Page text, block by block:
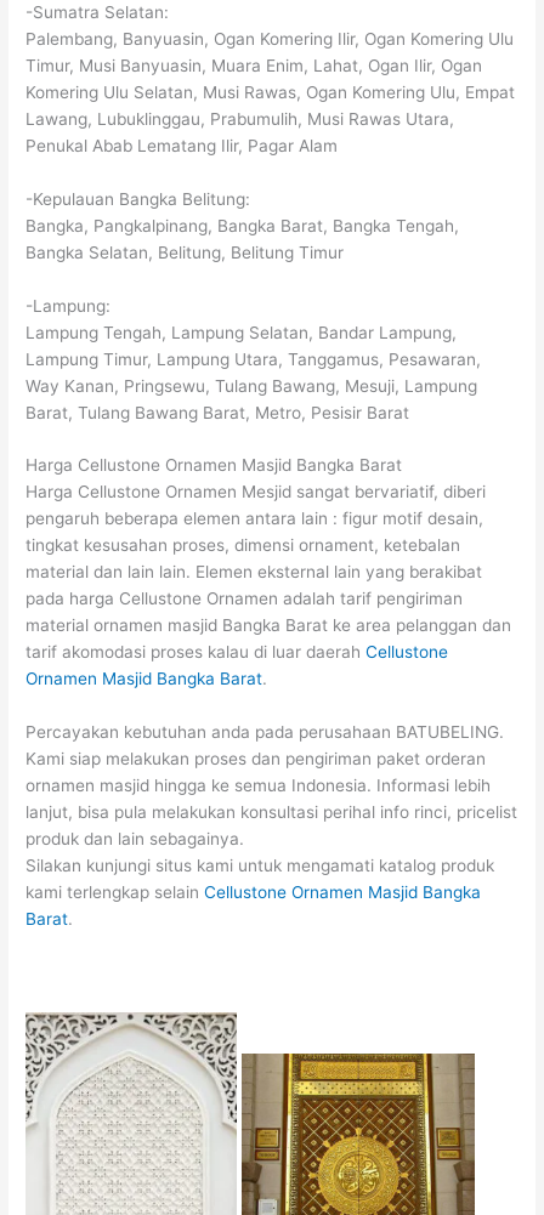
-Sumatra Selatan:
Palembang, Banyuasin, Ogan Komering Ilir, Ogan Komering Ulu
Timur, Musi Banyuasin, Muara Enim, Lahat, Ogan Ilir, Ogan
Komering Ulu Selatan, Musi Rawas, Ogan Komering Ulu, Empat
Lawang, Lubuklinggau, Prabumulih, Musi Rawas Utara,
Penukal Abab Lematang Ilir, Pagar Alam
-Kepulauan Bangka Belitung:
Bangka, Pangkalpinang, Bangka Barat, Bangka Tengah,
Bangka Selatan, Belitung, Belitung Timur
-Lampung:
Lampung Tengah, Lampung Selatan, Bandar Lampung,
Lampung Timur, Lampung Utara, Tanggamus, Pesawaran,
Way Kanan, Pringsewu, Tulang Bawang, Mesuji, Lampung
Barat, Tulang Bawang Barat, Metro, Pesisir Barat
Harga Cellustone Ornamen Masjid Bangka Barat
Harga Cellustone Ornamen Mesjid sangat bervariatif, diberi
pengaruh beberapa elemen antara lain : figur motif desain,
tingkat kesusahan proses, dimensi ornament, ketebalan
material dan lain lain. Elemen eksternal lain yang berakibat
pada harga Cellustone Ornamen adalah tarif pengiriman
material ornamen masjid Bangka Barat ke area pelanggan dan
tarif akomodasi proses kalau di luar daerahCellustone
Ornamen Masjid Bangka Barat.
Percayakan kebutuhan anda pada perusahaan BATUBELING.
Kami siap melakukan proses dan pengiriman paket orderan
ornamen masjid hingga ke semua Indonesia. Informasi lebih
lanjut, bisa pula melakukan konsultasi perihal info rinci, pricelist
produk dan lain sebagainya.
Silakan kunjungi situs kami untuk mengamati katalog produk
kami terlengkap selainCellustone Ornamen Masjid Bangka
Barat.